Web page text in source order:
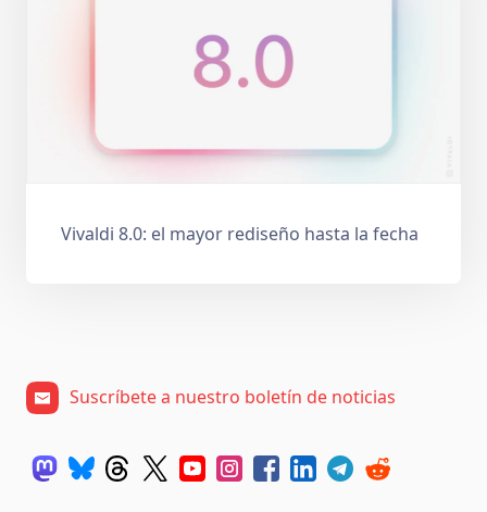
Vivaldi 8.0: el mayor rediseño hasta la fecha
Suscríbete a nuestro boletín de noticias